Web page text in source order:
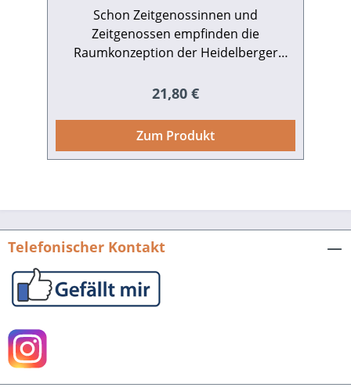
Schon Zeitgenossinnen und
Zeitgenossen empfinden die
Raumkonzeption der Heidelberger
lassen sich zu einem einzigen großen
den großangelegten Festen der
vorteilhaft ermöglicht die
Außerdem sind die meisten Räume
Heidelberger Stadthalle gehört zu der
kleinen Gruppe der um 1900 erstellten
Regulärer Preis:
21,80 €
Zum Produkt
Telefonischer Kontakt